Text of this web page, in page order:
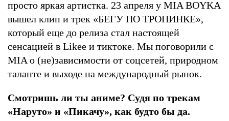
просто яркая артистка. 23 апреля у MIA BOYKA
вышел клип и трек «БЕГУ ПО ТРОПИНКЕ»,
который еще до релиза стал настоящей
сенсацией в Likee и тиктоке. Мы поговорили с
MIA о (не)зависимости от соцсетей, природном
таланте и выходе на международный рынок.
Смотришь ли ты аниме? Судя по трекам
«Наруто» и «Пикачу», как будто бы да.